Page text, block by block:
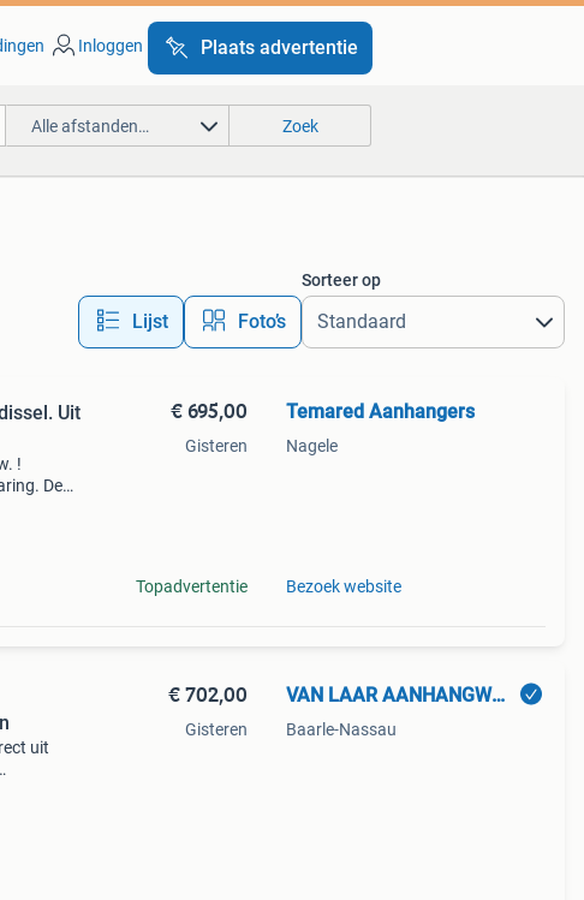
Inloggen Plaats advertentie
Alle afstanden… Zoek
Lijst Foto’s
Sorteer op
Uit
!
De
€ 695,00
Gisteren
Topadvertentie
Temared Aanhangers
Nagele
Bezoek website
uit
€ 702,00
Gisteren
VAN LAAR AANHANGWAGENS & EQUIPMENT
Baarle-Nassau